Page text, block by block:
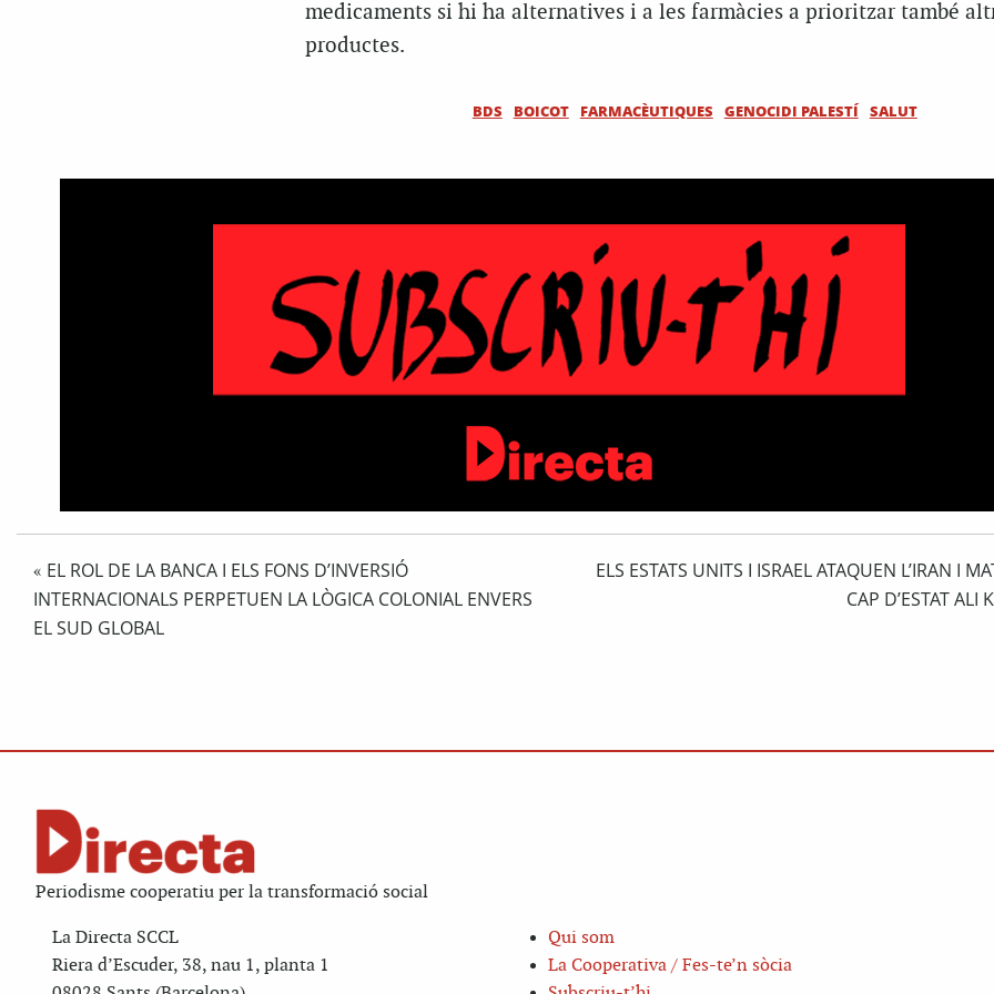
medicaments si hi ha alternatives i a les farmàcies a prioritzar també
productes.
BDS BOICOT FARMACÈUTIQUES GENOCIDI PALESTÍ SALUT
« EL ROL DE LA BANCA I ELS FONS D’INVERSIÓ
INTERNACIONALS PERPETUEN LA LÒGICA COLONIAL ENVERS
EL SUD GLOBAL
ELS ESTATS UNITS I ISRAEL ATAQUEN L’IRAN I
CAP D’ESTAT ALI
Periodisme cooperatiu per la transformació social
La Directa SCCL
Riera d’Escuder, 38, nau 1, planta 1
Qui som
La Cooperativa / Fes-te’n sòcia